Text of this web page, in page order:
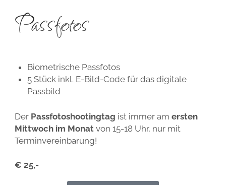
Passfotos
Biometrische Passfotos
5 Stück inkl. E-Bild-Code für das digitale
Passbild
Der Passfotoshootingtag ist immer am ersten
Mittwoch im Monatvon 15-18 Uhr, nur mit
Terminvereinbarung!
€ 25,-